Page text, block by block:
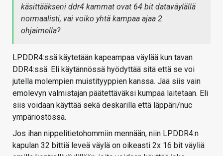
käsittääkseni ddr4 kammat ovat 64 bit dataväylällä
normaalisti, vai voiko yhtä kampaa ajaa 2
ohjaimella?
LPDDR4:ssä käytetään kapeampaa väylää kun tavan
DDR4:ssä. Eli käytännössä hyödyttää sitä että se voi
jutella molempien muistityyppien kanssa. Jää siis vain
emolevyn valmistajan päätettäväksi kumpaa laitetaan. Eli
siis voidaan käyttää sekä deskarilla että läppäri/nuc
ympäriöstössä.
Jos ihan nippelitietohommiin mennään, niin LPDDR4:n
kapulan 32 bittiä leveä väylä on oikeasti 2x 16 bit väyliä